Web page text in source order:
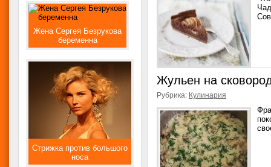
Жульен на
Рубрика: Кулинария
Жена Сергея Безрукова
беременна
Стрижка против большого
носа